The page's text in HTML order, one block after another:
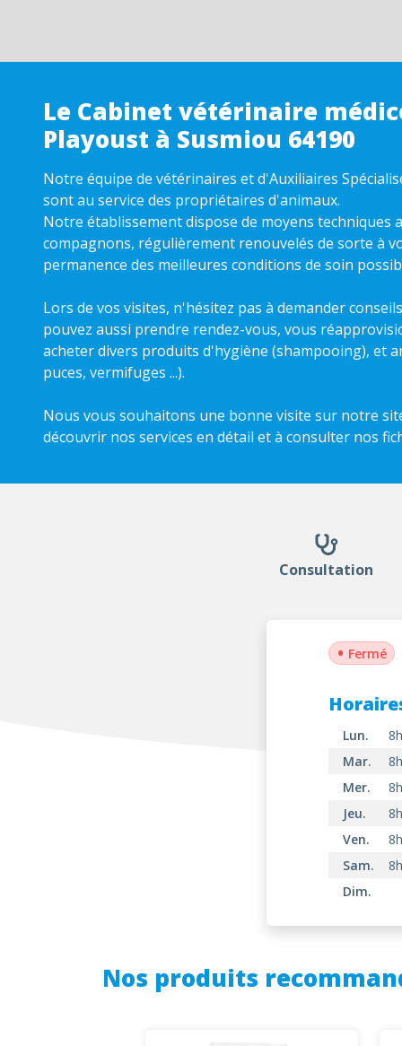
Le Cabinet vétérinaire
Playoust à Susmiou 64190
Notre équipe de vétérinaires et d'Auxiliaires
sont au service des propriétaires d'animaux.
Notre établissement dispose de moyens techniques
compagnons, régulièrement renouvelés de sorte à
permanence des meilleures conditions de soin
Lors de vos visites, n'hésitez pas à demander
pouvez aussi prendre rendez-vous, vous
acheter divers produits d'hygiène (shampooing), et
puces, vermifuges ...).
Nous vous souhaitons une bonne visite sur notre
découvrir nos services en détail et à consulter nos
Consultation
• Fermé
Lun.
Mar.
Mer.
Jeu.
Ven.
Sam.
Dim.
Nos produits